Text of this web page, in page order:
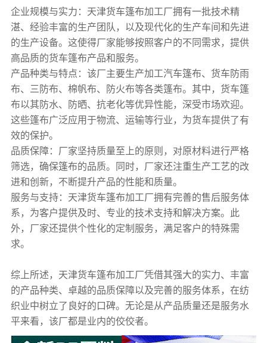
企业规模与实力：天津货车篷布加工厂拥有一批技术精
湛、经验丰富的生产团队，以及现代化的生产车间和先进
的生产设备。这使得厂家能够按照客户的不同需求，提供
高品质的货车篷布产品和服务。
产品种类与特点：该厂主要生产加工汽车篷布、货车防雨
布、三防布、棉帆布、防火布等各类篷布。其中，货车篷
布以其防水、防晒、抗老化等优异性能，深受市场欢迎。
这些篷布广泛应用于物流、运输等行业，为货车提供了有
效的保护。
品质保障：厂家坚持质量至上的原则，对原材料进行严格
筛选，确保篷布的品质。同时，厂家还注重生产工艺的改
进和创新，不断提升产品的性能和质量。
服务与支持：天津货车篷布加工厂拥有完善的售后服务体
系，为客户提供及时、专业的技术支持和解决方案。此
外，厂家还提供个性化的定制服务，满足客户的特殊需
求。
综上所述，天津货车篷布加工厂凭借其强大的实力、丰富
的产品种类、卓越的品质保障以及完善的服务体系，在纺
织业中树立了良好的口碑。无论是从产品质量还是服务水
平来看，该厂都是业内的佼佼者。